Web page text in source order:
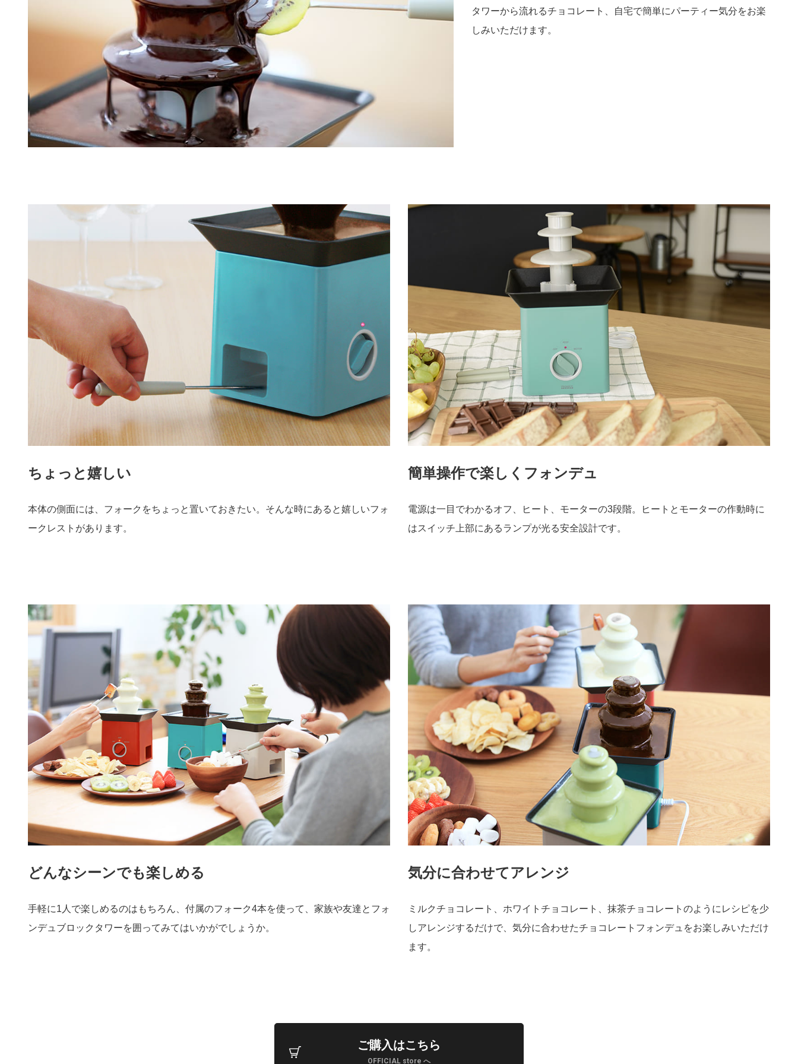
タワーから流れるチョコレート、自宅で簡単にパーティー気分をお楽
しみいただけます。
ちょっと嬉しい
本体の側面には、フォークをちょっと置いておきたい。そんな時にあると嬉しいフォ
ークレストがあります。
簡単操作で楽しくフォンデュ
電源は一目でわかるオフ、ヒート、モーターの3段階。ヒートとモーターの作動時に
はスイッチ上部にあるランプが光る安全設計です。
どんなシーンでも楽しめる
手軽に1人で楽しめるのはもちろん、付属のフォーク4本を使って、家族や友達とフォ
ンデュブロックタワーを囲ってみてはいかがでしょうか。
気分に合わせてアレンジ
ミルクチョコレート、ホワイトチョコレート、抹茶チョコレートのようにレシピを少
しアレンジするだけで、気分に合わせたチョコレートフォンデュをお楽しみいただけ
ます。
ご購入はこちら
OFFICIAL store へ